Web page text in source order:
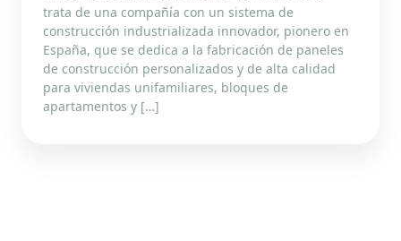
trata de una compañía con un sistema de
construcción industrializada innovador, pionero en
España, que se dedica a la fabricación de paneles
de construcción personalizados y de alta calidad
para viviendas unifamiliares, bloques de
apartamentos y […]